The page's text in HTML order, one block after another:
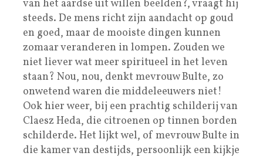
van het aardse uit willen beelden?, vraagt hij
steeds. De mens richt zijn aandacht op goud
en goed, maar de mooiste dingen kunnen
zomaar veranderen in lompen. Zouden we
niet liever wat meer spiritueel in het leven
staan? Nou, nou, denkt mevrouw Bulte, zo
onwetend waren die middeleeuwers niet!
Ook hier weer, bij een prachtig schilderij van
Claesz Heda, die citroenen op tinnen borden
schilderde. Het lijkt wel, of mevrouw Bulte in
die kamer van destijds, persoonlijk een kijkje